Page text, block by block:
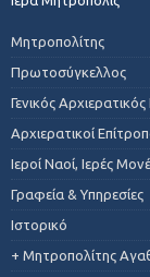
Μητροπολίτης
Πρωτοσύγκελλος
Γενικός
Αρχιερατικοί
Ιεροί Ναοί, Ιερές
Γραφεία & Υπηρεσίες
Ιστορικό
+ Μητροπολίτης